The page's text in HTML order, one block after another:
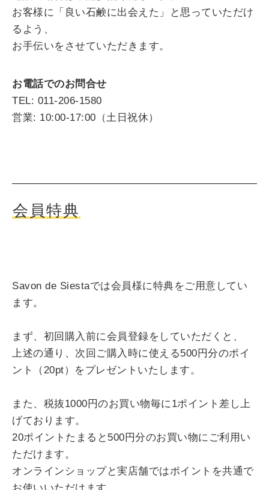
お客様に「良い石鹸に出会えた」と思っていただけ
るよう、
お手伝いをさせていただきます。
お電話でのお問合せ
TEL: 011-206-1580
営業: 10:00-17:00（土日祝休）
会員特典
Savon de Siestaでは会員様に特典をご用意してい
ます。
まず、初回購入前に会員登録をしていただくと、
上述の通り、次回ご購入時に使える500円分のポイ
ント（20pt）をプレゼントいたします。
また、税抜1000円のお買い物毎に1ポイント差し上
げております。
20ポイントたまると500円分のお買い物にご利用い
ただけます。
オンラインショップと実店舗ではポイントを共通で